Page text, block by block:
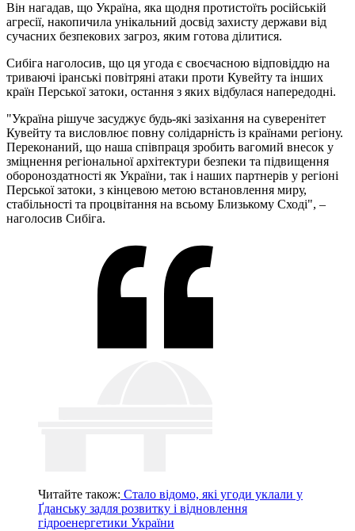
Він нагадав, що Україна, яка щодня протистоїть російській
агресії, накопичила унікальний досвід захисту держави від
сучасних безпекових загроз, яким готова ділитися.
Сибіга наголосив, що ця угода є своєчасною відповіддю на
триваючі іранські повітряні атаки проти Кувейту та інших
країн Перської затоки, остання з яких відбулася напередодні.
"Україна рішуче засуджує будь-які зазіхання на суверенітет
Кувейту та висловлює повну солідарність із країнами регіону.
Переконаний, що наша співпраця зробить вагомий внесок у
зміцнення регіональної архітектури безпеки та підвищення
обороноздатності як України, так і наших партнерів у регіоні
Перської затоки, з кінцевою метою встановлення миру,
стабільності та процвітання на всьому Близькому Сході", –
наголосив Сибіга.
Читайте також: Стало відомо, які угоди уклали у
Ґданську задля розвитку і відновлення
гідроенергетики України